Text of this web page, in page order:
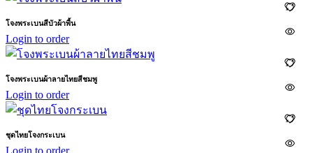
โจงพระเบนสีบัวผ้าพื้น
Login to order
โจงพระเบนผ้าลายไทยสีชมพู
Login to order
ชุดไทยโจงกระเบน
Login to order